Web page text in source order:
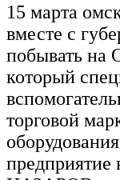
15 марта
вместе с
побывать на
который
торговой
предприятие